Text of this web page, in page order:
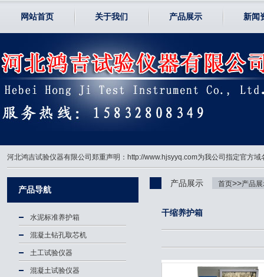
网站首页 关于我们 产品展示 新闻
河北鸿吉试验仪器有限公司郑重声明：http://www.hjsyyq.com为我公司指定官方
产品导航
水泥标准养护箱
混凝土钻孔取芯机
土工试验仪器
混凝土试验仪器
产品展示 首页>>产品展
干缩养护箱